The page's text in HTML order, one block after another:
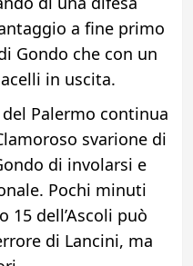
a fine primo
Gondo che con un
in uscita.
Palermo continua
svarione di
di involarsi e
Pochi minuti
15 dell’Ascoli può
di Lancini, ma